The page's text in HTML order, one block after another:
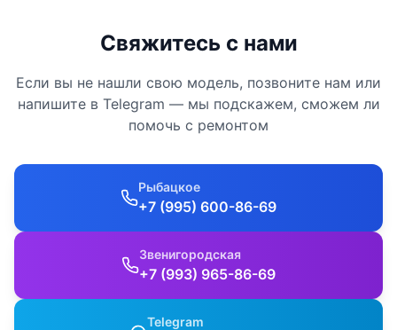
Свяжитесь с нами
Если вы не нашли свою модель, позвоните нам или
напишите в Telegram — мы подскажем, сможем ли
помочь с ремонтом
Рыбацкое
+7 (995) 600-86-69
Звенигородская
+7 (993) 965-86-69
Telegram